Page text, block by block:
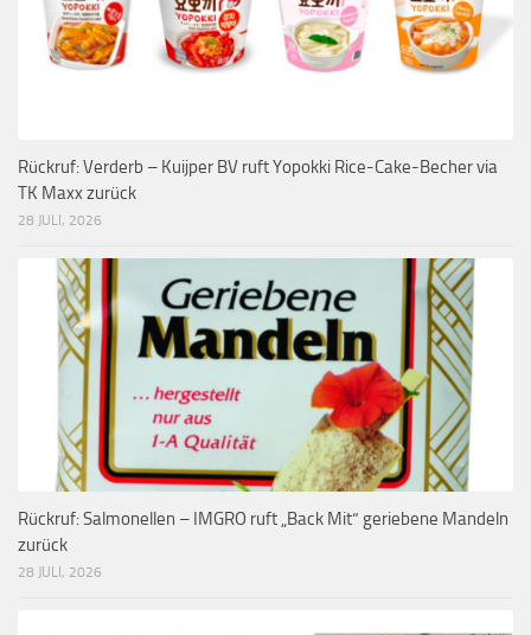
Rückruf: Verderb – Kuijper BV ruft Yopokki Rice-Cake-Becher via
TK Maxx zurück
28 JULI, 2026
Rückruf: Salmonellen – IMGRO ruft „Back Mit“ geriebene Mandeln
zurück
28 JULI, 2026